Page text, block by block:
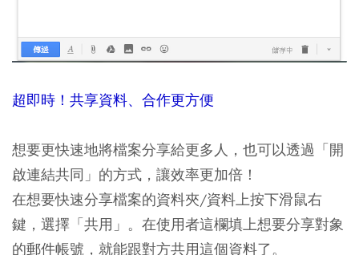
超即時！共享資料、合作更方便
想要更快速地將檔案分享給更多人，也可以透過「開
啟連結共同」的方式，讓效率更加倍！
在想要快速分享檔案的資料夾/資料上按下滑鼠右
鍵，選擇「共用」。在使用者這欄填上想要分享對象
的郵件帳號，就能跟對方共用這個資料了。